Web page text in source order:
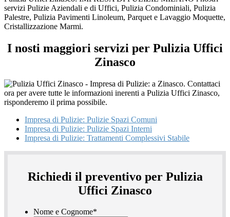
servizi Pulizie Aziendali e di Uffici, Pulizia Condominiali, Pulizia
Palestre, Pulizia Pavimenti Linoleum, Parquet e Lavaggio Moquette,
Cristallizzazione Marmi.
I nosti maggiori servizi per Pulizia Uffici
Zinasco
Impresa di Pulizie: Pulizie Spazi Comuni
Impresa di Pulizie: Pulizie Spazi Interni
Impresa di Pulizie: Trattamenti Complessivi Stabile
Richiedi il preventivo per Pulizia
Uffici Zinasco
Nome e Cognome*